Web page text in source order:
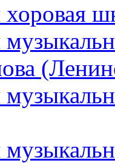
хоровая